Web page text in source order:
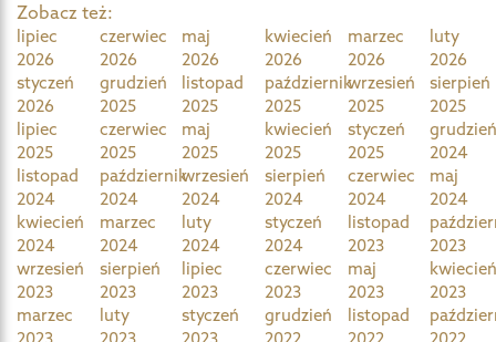
Zobacz też:
lipiec
2026
czerwiec
2026
maj
2026
kwiecień
2026
marzec
2026
luty
2026
styczeń
2026
grudzień
2025
listopad
2025
październik
2025
wrzesień
2025
sierpień
2025
lipiec
2025
czerwiec
2025
maj
2025
kwiecień
2025
styczeń
2025
2024
listopad
2024
październik
2024
wrzesień
2024
sierpień
2024
czerwiec
2024
maj
2024
kwiecień
2024
marzec
2024
luty
2024
styczeń
2024
listopad
2023
2023
wrzesień
2023
sierpień
2023
lipiec
2023
czerwiec
2023
maj
2023
2023
marzec
luty
styczeń
grudzień
listopad